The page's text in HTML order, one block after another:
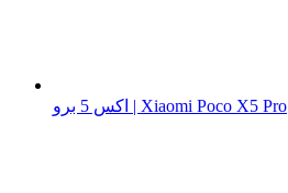
اكس 5 برو | Xiaomi Poco X5 Pro